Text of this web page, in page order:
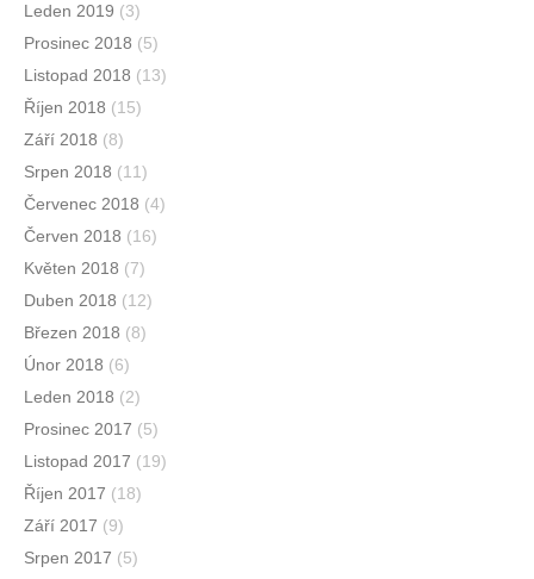
Leden 2019 (3)
Prosinec 2018 (5)
Listopad 2018 (13)
Říjen 2018 (15)
Září 2018 (8)
Srpen 2018 (11)
Červenec 2018 (4)
Červen 2018 (16)
Květen 2018 (7)
Duben 2018 (12)
Březen 2018 (8)
Únor 2018 (6)
Leden 2018 (2)
Prosinec 2017 (5)
Listopad 2017 (19)
Říjen 2017 (18)
Září 2017 (9)
Srpen 2017 (5)